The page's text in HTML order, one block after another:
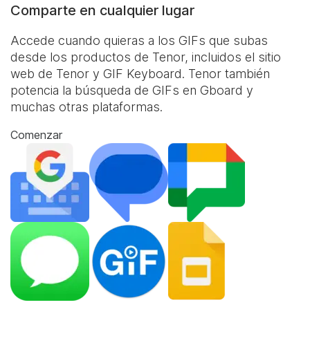
Comparte en cualquier lugar
Accede cuando quieras a los GIFs que subas
desde los productos de Tenor, incluidos el sitio
web de Tenor y GIF Keyboard. Tenor también
potencia la búsqueda de GIFs en Gboard y
muchas otras plataformas.
Comenzar